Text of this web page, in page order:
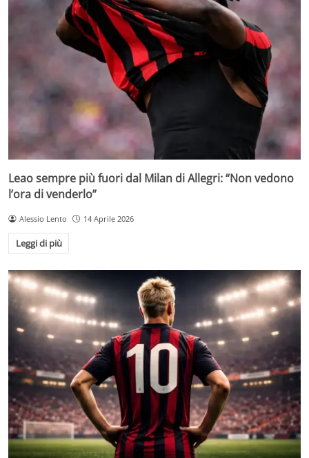
Leao sempre più fuori dal Milan di Allegri: “Non vedono
l’ora di venderlo”
Alessio Lento 14 Aprile 2026
Leggi di più